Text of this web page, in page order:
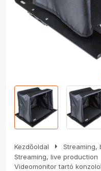
Kezdőoldal arrow_right Streaming,
Streaming, live production
Videomonitor tartó